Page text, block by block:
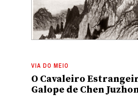
VIA DO MEIO
O Cavaleiro
Galope de Chen